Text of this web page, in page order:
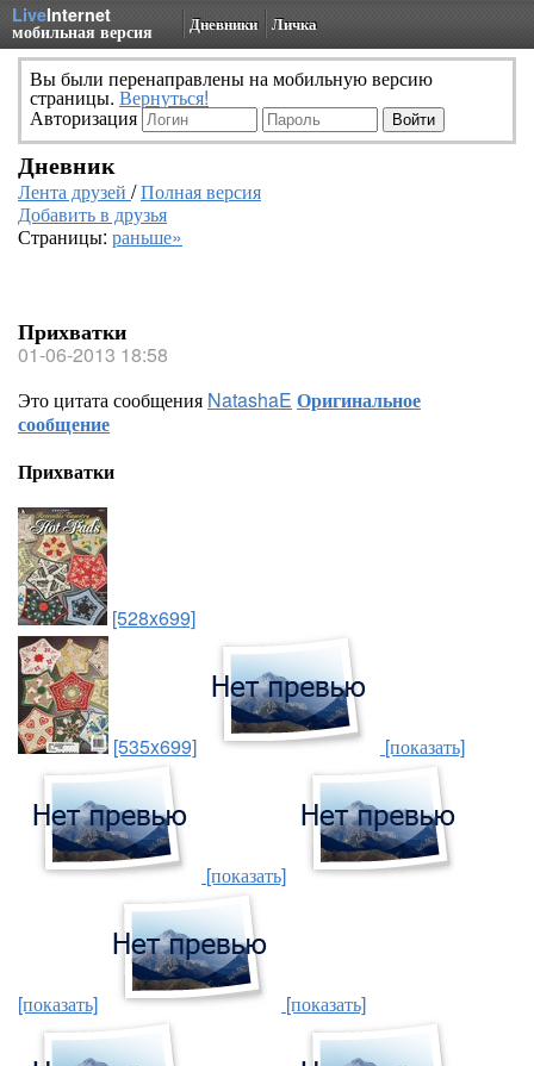
LiveInternet
мобильная версия Дневники Личка
Вы были перенаправлены на мобильную версию
страницы. Вернуться!
Авторизация
Дневник
Лента друзей /Полная версия
Добавить в друзья
Страницы: раньше»
Прихватки
01-06-2013 18:58
Это цитата сообщения NatashaE Оригинальное
сообщение
Прихватки
[528x699]
[535x699] [показать]
[показать]
[показать] [показать]